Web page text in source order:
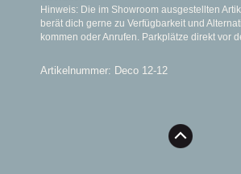
Hinweis: Die im Showroom ausgestellten
berät dich gerne zu Verfügbarkeit und
kommen oder Anrufen. Parkplätze direkt vor
Artikelnummer: Deco 12-12